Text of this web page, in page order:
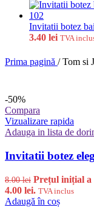
Invitatii botez
3.40 lei TVA
Prima pagină / Tom si
-50%
Compara
Vizualizare rapida
Adauga in lista de
Invitatii botez
8.00lei Prețul inițial a
4.00 lei. TVA inclus
Adaugă în coș